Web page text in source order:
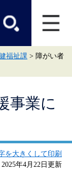
福祉課 > 障がい者
事業に
を大きくして印刷
年4月22日更新